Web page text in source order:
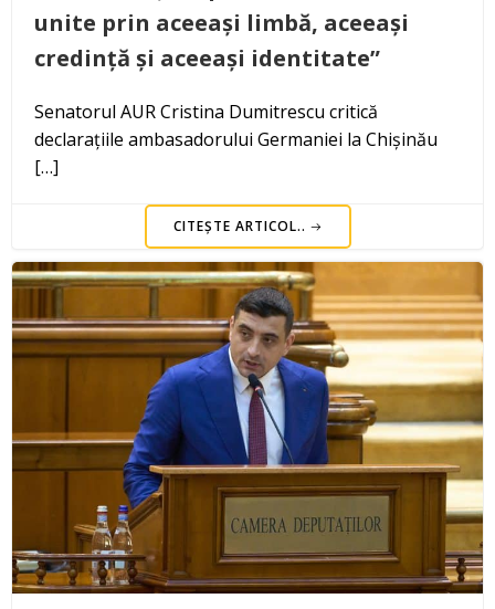
unite prin aceeași limbă, aceeași
credință și aceeași identitate”
Senatorul AUR Cristina Dumitrescu critică
declarațiile ambasadorului Germaniei la Chișinău
[…]
CITEȘTE ARTICOL..